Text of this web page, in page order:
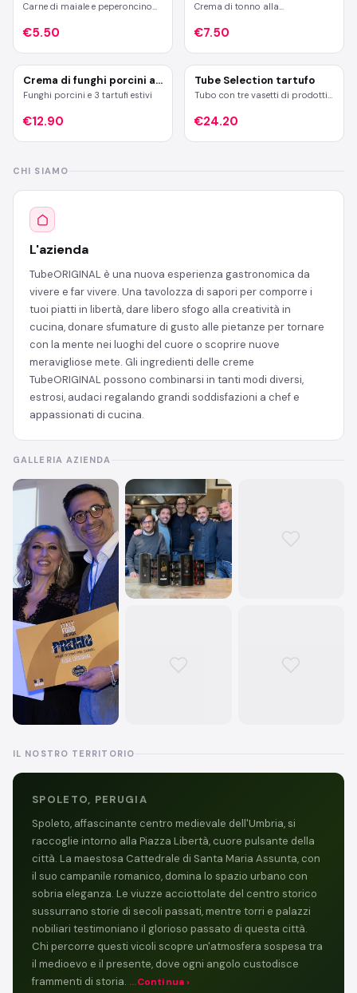
Carne di maiale e peperoncino
€5.50
esclusiva
Crema di tonno alla
€7.50
Crema di funghi porcini al
tartufo
Funghi porcini e 3 tartufi estivi
€12.90
Tube Selection tartufo
Tubo con tre vasetti di prodotti
e tartufo bianco pregiato, salsa
bianco pregiato
€24.20
CHI SIAMO
L'azienda
TubeORIGINAL è una nuova esperienza gastronomica da
vivere e far vivere. Una tavolozza di sapori per comporre i
tuoi piatti in libertà, dare libero sfogo alla creatività in
cucina, donare sfumature di gusto alle pietanze per tornare
con la mente nei luoghi del cuore o scoprire nuove
meravigliose mete. Gli ingredienti delle creme
TubeORIGINAL possono combinarsi in tanti modi diversi,
estrosi, audaci regalando grandi soddisfazioni a chef e
appassionati di cucina.
GALLERIA AZIENDA
IL NOSTRO TERRITORIO
SPOLETO, PERUGIA
Spoleto, affascinante centro medievale dell'Umbria, si
raccoglie intorno alla Piazza Libertà, cuore pulsante della
città. La maestosa Cattedrale di Santa Maria Assunta, con
il suo campanile romanico, domina lo spazio urbano con
sobria eleganza. Le viuzze acciottolate del centro storico
sussurrano storie di secoli passati, mentre torri e palazzi
nobiliari testimoniano il glorioso passato di questa città.
Chi percorre questi vicoli scopre un'atmosfera sospesa tra
il medioevo e il presente, dove ogni angolo custodisce
frammenti di storia. ...Continua ›